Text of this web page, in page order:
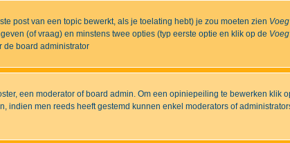
post van een topic bewerkt, als je toelating hebt) je zou moeten zien
(of vraag) en minstens twee opties (typ eerste optie en klik op de
de board administrator
een moderator of board admin. Om een opiniepeiling te bewerken
indien men reeds heeft gestemd kunnen enkel moderators of